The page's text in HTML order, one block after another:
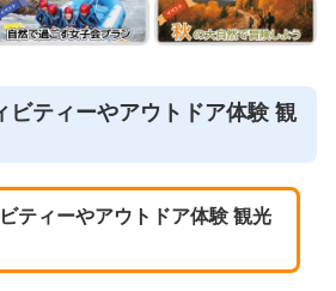
ビティーやアウトドア体験 観
ティーやアウトドア体験 観光